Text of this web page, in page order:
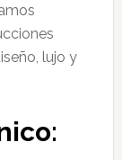
lujo y